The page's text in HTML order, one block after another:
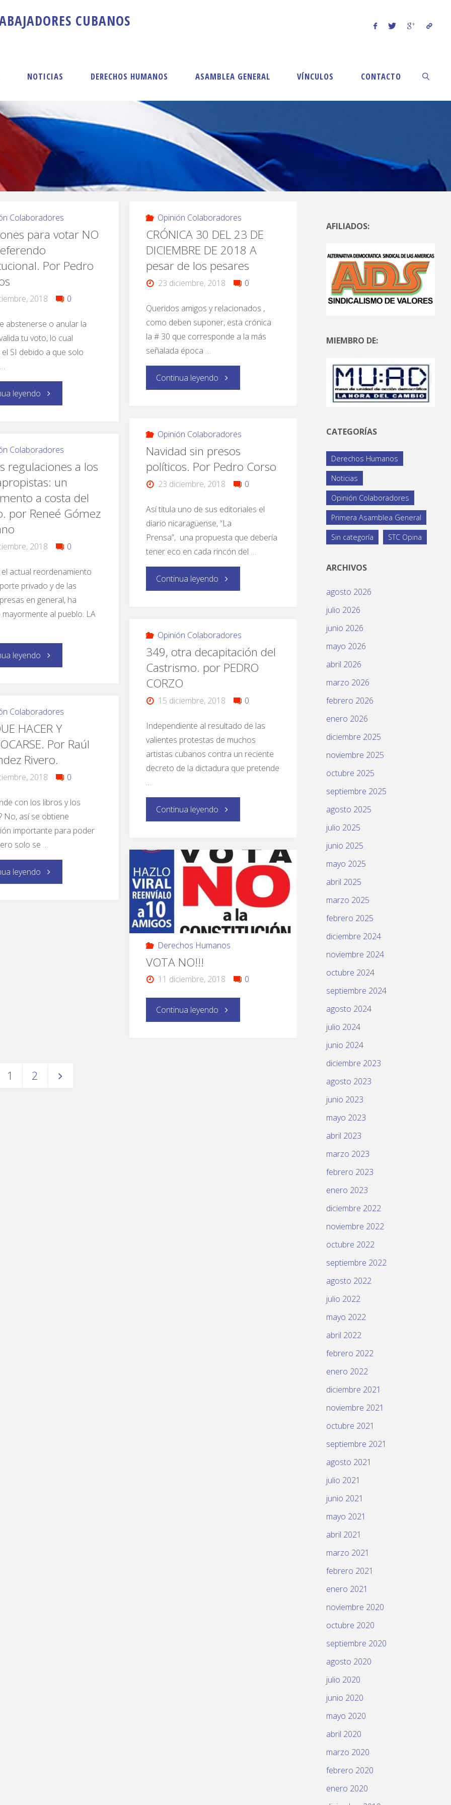
BAJADORES CUBANOS
NOTICIAS DERECHOS HUMANOS ASAMBLEA GENERAL VÍNCULOS CONTACTO
Colaboradores
para votar NO
Por Pedro
2018 0
abstenerse o anular la
tu voto, lo cual
SI debido a que solo
leyendo
Opinión Colaboradores
CRÓNICA 30 DEL 23 DE
DICIEMBRE DE 2018 A
pesar de los pesares
23 diciembre, 2018 0
Queridos amigos y relacionados ,
como deben suponer, esta crónica
la # 30 que corresponde a la más
señalada época …
Continua leyendo
Opinión Colaboradores
Navidad sin presos
políticos. Por Pedro Corso
23 diciembre, 2018 0
Así titula uno de sus editoriales el
diario nicaragüense, “La
Prensa”, una propuesta que debería
tener eco en cada rincón del …
Continua leyendo
Colaboradores
regulaciones a los
un
a costa del
por Reneé Gómez
2018 0
el actual reordenamiento
privado y de las
en general, ha
al pueblo. LA
leyendo
Opinión Colaboradores
349, otra decapitación del
Castrismo. por PEDRO
CORZO
15 diciembre, 2018 0
Independiente al resultado de las
valientes protestas de muchos
artistas cubanos contra un reciente
decreto de la dictadura que pretende
…
Continua leyendo
Colaboradores
HACER Y
Por Raúl
Rivero.
2018 0
con los libros y los
No, así se obtiene
importante para poder
solo se …
leyendo
Derechos Humanos
VOTA NO!!!
11 diciembre, 2018 0
Continua leyendo
1 2
AFILIADOS:
MIEMBRO DE:
CATEGORÍAS
Derechos Humanos
Noticias
Opinión Colaboradores
Primera Asamblea General
Sin categoría STC Opina
ARCHIVOS
agosto 2026
julio 2026
junio 2026
mayo 2026
abril 2026
marzo 2026
febrero 2026
enero 2026
diciembre 2025
noviembre 2025
octubre 2025
septiembre 2025
agosto 2025
julio 2025
junio 2025
mayo 2025
abril 2025
marzo 2025
febrero 2025
diciembre 2024
noviembre 2024
octubre 2024
septiembre 2024
agosto 2024
julio 2024
junio 2024
diciembre 2023
agosto 2023
junio 2023
mayo 2023
abril 2023
marzo 2023
febrero 2023
enero 2023
diciembre 2022
noviembre 2022
octubre 2022
septiembre 2022
agosto 2022
julio 2022
mayo 2022
abril 2022
febrero 2022
enero 2022
diciembre 2021
noviembre 2021
octubre 2021
septiembre 2021
agosto 2021
julio 2021
junio 2021
mayo 2021
abril 2021
marzo 2021
febrero 2021
enero 2021
noviembre 2020
octubre 2020
septiembre 2020
agosto 2020
julio 2020
junio 2020
mayo 2020
abril 2020
marzo 2020
febrero 2020
enero 2020